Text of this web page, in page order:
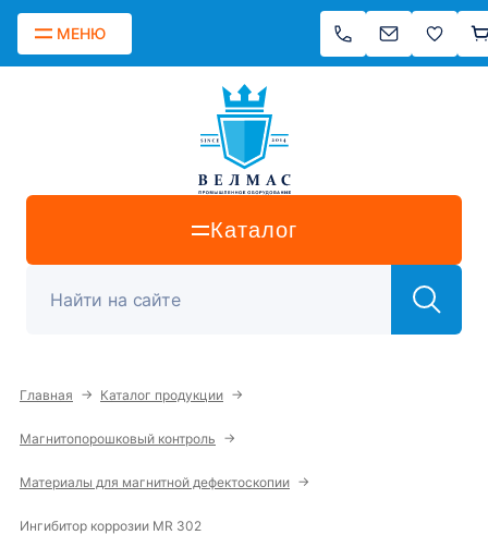
МЕНЮ
Каталог
Главная → Каталог продукции →
Магнитопорошковый контроль →
Материалы для магнитной дефектоскопии →
Ингибитор коррозии MR 302